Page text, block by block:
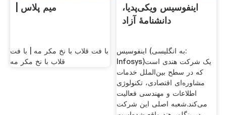
| میم پلاس
با فت قلاب با نخ مکر مه | با فت
قلاب با نخ مکر مه
اینفوسیس ویکی‌پدیا،
دانشنامهٔ آزاد
اینفوسیس (به انگلیسی:
Infosys)یک شرکت هندی است
که در سطح بین‌الملل خدمات
مشاوره‌ای اقتصادی، تکنولوژی
اطلاعات و مهندسی فعالیت
می‌کند.شعبه اصلی این شرکت